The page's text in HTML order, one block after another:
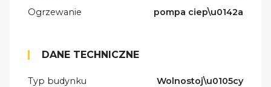
Ogrzewanie
pompa ciep\u0142a
DANE TECHNICZNE
Typ budynku Wolnostoj\u0105cy